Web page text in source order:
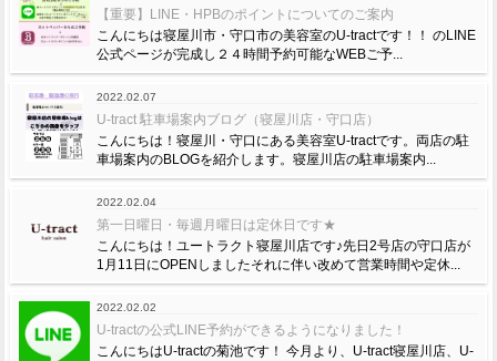
【重要】LINE・HPBのポイントについてのご案内
こんにちは寝屋川市・守口市の美容室のU-tractです！！ のLINE
公式ページが完成し２４時間予約可能なWEBご予...
2022.02.07
U-tract 駐車場案内ブログ（寝屋川店・守口店）
こんにちは！寝屋川・守口にある美容室U-tractです。両店の駐
車場案内のBLOGを紹介します。寝屋川店の駐車場案内...
2022.02.04
第一日曜日・毎週月曜日は定休日です★
こんにちは！ユートラクト寝屋川店です♪先日2号店の守口店が
1月11日にOPENしましたそれに伴い改めて営業時間や定休...
2022.02.02
U-tractの公式LINE予約ができるようになりました！
こんにちはU-tractの菊池です！ 今月より、U-tract寝屋川店、U-